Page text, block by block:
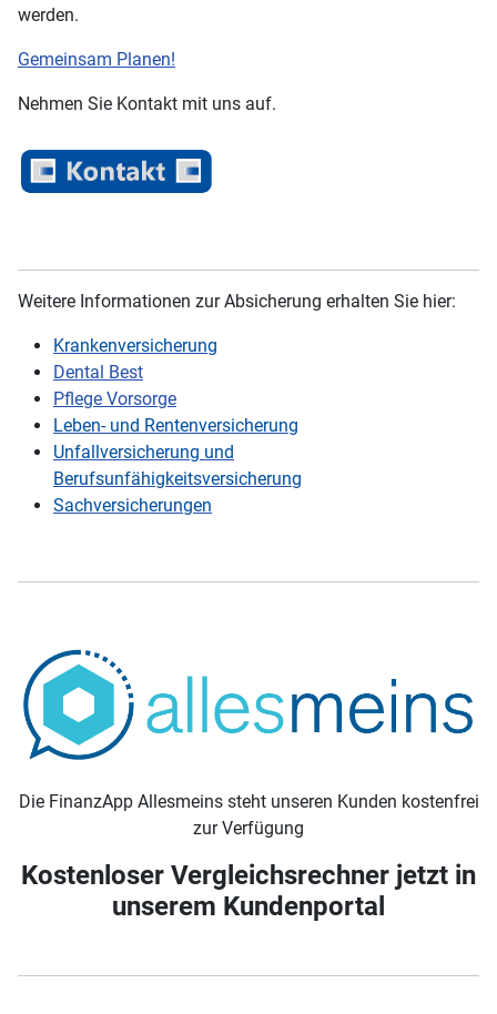
werden.
Gemeinsam Planen!
Nehmen Sie Kontakt mit uns auf.
Weitere Informationen zur Absicherung erhalten Sie hier:
Krankenversicherung
Dental Best
Pflege Vorsorge
Leben- und Rentenversicherung
Unfallversicherung und
Berufsunfähigkeitsversicherung
Sachversicherungen
Die FinanzApp Allesmeins steht unseren Kunden kostenfrei
zur Verfügung
Kostenloser Vergleichsrechner jetzt in
unserem Kundenportal